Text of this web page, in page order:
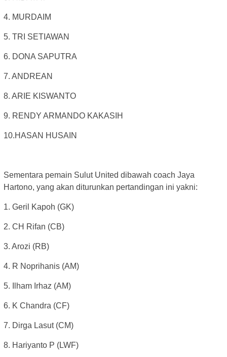
4. MURDAIM
5. TRI SETIAWAN
6. DONA SAPUTRA
7. ANDREAN
8. ARIE KISWANTO
9. RENDY ARMANDO KAKASIH
10.HASAN HUSAIN
Sementara pemain Sulut United dibawah coach Jaya
Hartono, yang akan diturunkan pertandingan ini yakni:
1. Geril Kapoh (GK)
2. CH Rifan (CB)
3. Arozi (RB)
4. R Noprihanis (AM)
5. Ilham Irhaz (AM)
6. K Chandra (CF)
7. Dirga Lasut (CM)
8. Hariyanto P (LWF)